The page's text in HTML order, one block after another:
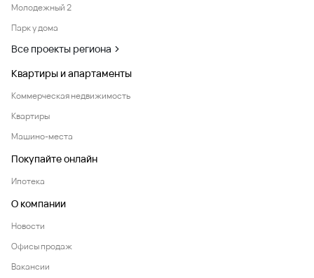
Молодежный 2
Парк у дома
Все проекты региона
Квартиры и апартаменты
Коммерческая недвижимость
Квартиры
Машино-места
Покупайте онлайн
Ипотека
О компании
Новости
Офисы продаж
Вакансии